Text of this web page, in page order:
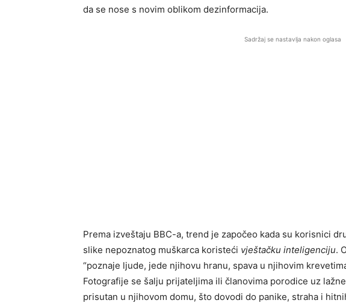
da se nose s novim oblikom dezinformacija.
Sadržaj se nastavlja nakon oglasa
Prema izveštaju BBC-a, trend je započeo kada su korisnici
slike nepoznatog muškarca koristeći vještačku inteligenciju.
“poznaje ljude, jede njihovu hranu, spava u njihovim
Fotografije se šalju prijateljima ili članovima porodice uz
prisutan u njihovom domu, što dovodi do panike, straha i